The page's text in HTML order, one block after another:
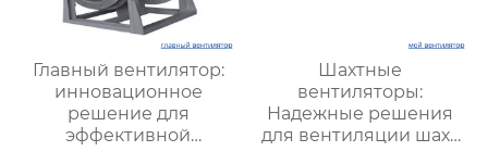
Главный вентилятор:
инновационное
решение для
эффективной
Шахтные
вентиляторы:
Надежные решения
для вентиляции шахт